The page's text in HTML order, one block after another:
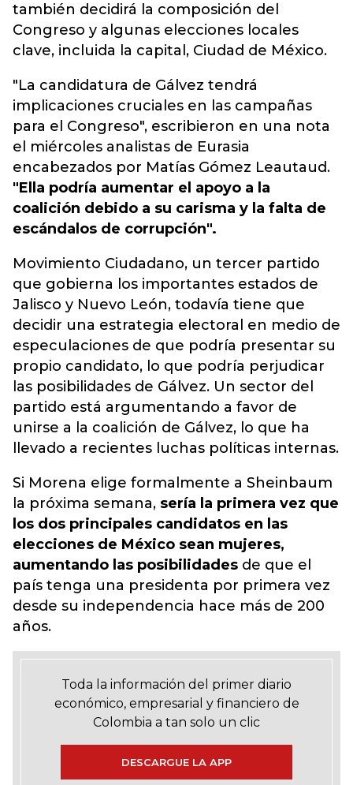
también decidirá la composición del
Congreso y algunas elecciones locales
clave, incluida la capital, Ciudad de México.
"La candidatura de Gálvez tendrá
implicaciones cruciales en las campañas
para el Congreso", escribieron en una nota
el miércoles analistas de Eurasia
encabezados por Matías Gómez Leautaud.
"Ella podría aumentar el apoyo a la
coalición debido a su carisma y la falta de
escándalos de corrupción".
Movimiento Ciudadano, un tercer partido
que gobierna los importantes estados de
Jalisco y Nuevo León, todavía tiene que
decidir una estrategia electoral en medio de
especulaciones de que podría presentar su
propio candidato, lo que podría perjudicar
las posibilidades de Gálvez. Un sector del
partido está argumentando a favor de
unirse a la coalición de Gálvez, lo que ha
llevado a recientes luchas políticas internas.
Si Morena elige formalmente a Sheinbaum
la próxima semana, sería la primera vez que
los dos principales candidatos en las
elecciones de México sean mujeres,
aumentando las posibilidades de que el
país tenga una presidenta por primera vez
desde su independencia hace más de 200
años.
Toda la información del primer diario
económico, empresarial y financiero de
Colombia a tan solo un clic
DESCARGUE LA APP